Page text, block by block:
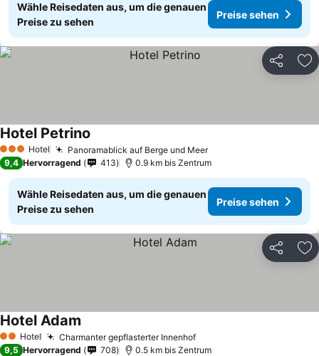
Wähle Reisedaten aus, um die genauen
Preise zu sehen
Preise sehen
Teilen
3 SterneHotel Panoramablick auf Berge und Meer
Hotel Petrino
9,4 Hervorragend 413 0.9 km bis Zentrum
Wähle Reisedaten aus, um die genauen
Preise zu sehen
Preise sehen
Teilen
2 Sterne
Hotel Charmanter gepflasterter Innenhof
Hotel Adam
9,5 Hervorragend 708 0.5 km bis Zentrum